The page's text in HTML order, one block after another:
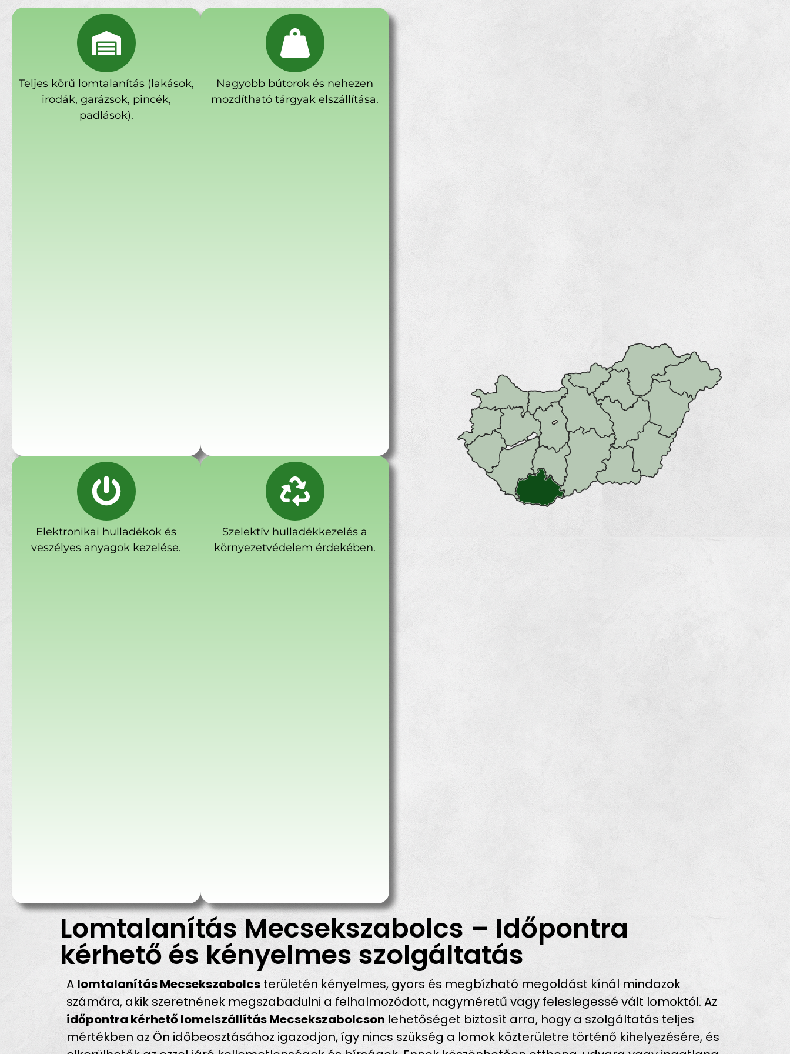
Teljes körű lomtalanítás (lakások,
irodák, garázsok, pincék,
padlások).
Nagyobb bútorok és nehezen
mozdítható tárgyak elszállítása.
Elektronikai hulladékok és
veszélyes anyagok kezelése.
Szelektív hulladékkezelés a
környezetvédelem érdekében.
Lomtalanítás Mecsekszabolcs – Időpontra
kérhető és kényelmes szolgáltatás
A lomtalanítás Mecsekszabolcs területén kényelmes, gyors és megbízható megoldást kínál mindazok
számára, akik szeretnének megszabadulni a felhalmozódott, nagyméretű vagy feleslegessé vált lomoktól. Az
időpontra kérhető lomelszállítás Mecsekszabolcson lehetőséget biztosít arra, hogy a szolgáltatás teljes
mértékben az Ön időbeosztásához igazodjon, így nincs szükség a lomok közterületre történő kihelyezésére, és